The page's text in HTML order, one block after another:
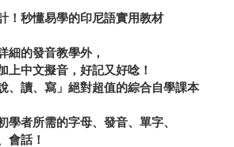
！秒懂易學的印尼語實用教材
細的發音教學外，
上中文擬音，好記又好唸！
、讀、寫」絕對超值的綜合自學課本
學者所需的字母、發音、單字、
會話！